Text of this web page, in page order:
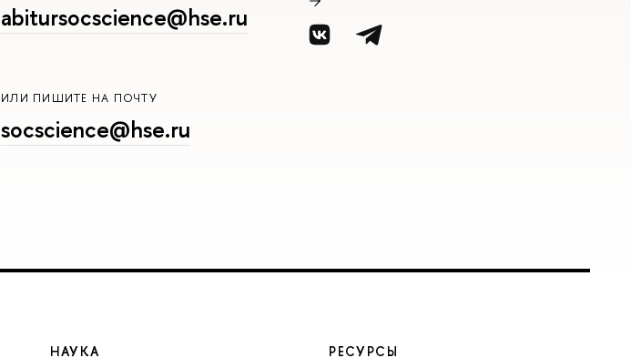
abitursocscience@hse.ru
ИЛИ ПИШИТЕ НА ПОЧТУ
socscience@hse.ru
НАУКА
РЕСУРСЫ